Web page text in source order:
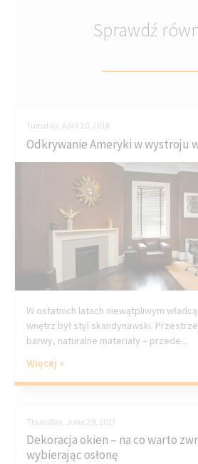
Sprawdź
Tuesday, April 10, 2018
Odkrywanie Ameryki w wystroju
W ostatnich latach niewątpliwym
wnętrz był styl skandynawski.
barwy, naturalne materiały – przede...
Więcej »
Thursday, June 29, 2017
Dekoracja okien – na co warto
wybierając osłonę